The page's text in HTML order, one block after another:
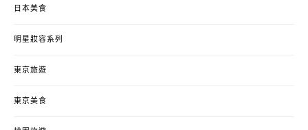
日本美食
明星妝容系列
東京旅遊
東京美食